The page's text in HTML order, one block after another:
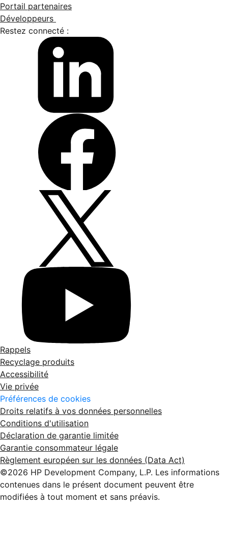
Portail partenaires
Développeurs
Restez connecté :
Rappels
Recyclage produits
Accessibilité
Vie privée
Préférences de cookies
Droits relatifs à vos données personnelles
Conditions d'utilisation
Déclaration de garantie limitée
Garantie consommateur légale
Règlement européen sur les données (Data Act)
©2026 HP Development Company, L.P. Les informations
contenues dans le présent document peuvent être
modifiées à tout moment et sans préavis.